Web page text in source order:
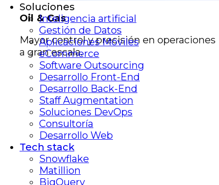
Oil & Gas
Mayor control y precisión en operaciones
a gran escala.
Soluciones
Inteligencia artificial
Gestión de Datos
Aplicaciones Móviles
eCommerce
Software Outsourcing
Desarrollo Front-End
Desarrollo Back-End
Staff Augmentation
Soluciones DevOps
Consultoría
Desarrollo Web
Tech stack
Snowflake
Matillion
BigQuery